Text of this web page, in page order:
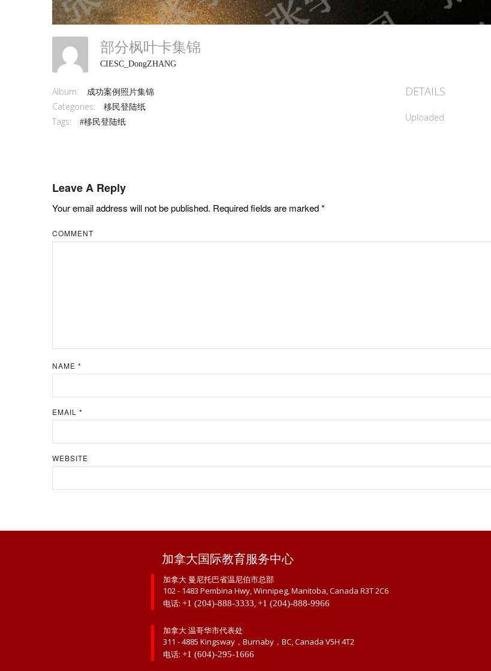
部分枫叶卡集锦
CIESC_DongZHANG
Album: 成功案例照片集锦
Categories: 移民登陆纸
Tags: #移民登陆纸
DETAILS
Uploaded
Leave A Reply
Your email address will not be published. Required fields are marked*
COMMENT
NAME *
EMAIL *
WEBSITE
加拿大国际教育服务中心
加拿大 曼尼托巴省温尼伯市总部
102 - 1483 Pembina Hwy, Winnipeg, Manitoba, Canada R3T 2C6
电话: +1 (204)-888-3333,+1 (204)-888-9966
加拿大 温哥华市代表处
311 - 4885 Kingsway，Burnaby，BC, Canada V5H 4T2
电话: +1 (604)-295-1666